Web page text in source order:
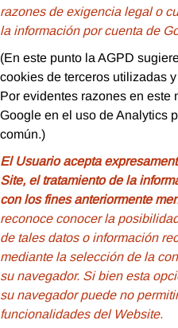
razones de exigencia legal o
la información por cuenta de
(En este punto la AGPD
cookies de terceros utilizadas
Por evidentes razones en este
Google en el uso de Analytics
común.)
El Usuario acepta
Site, el tratamiento de la
con los fines anteriormente
reconoce conocer la
de tales datos o información
mediante la selección de la
su navegador. Si bien esta
su navegador puede no
funcionalidades del Website.